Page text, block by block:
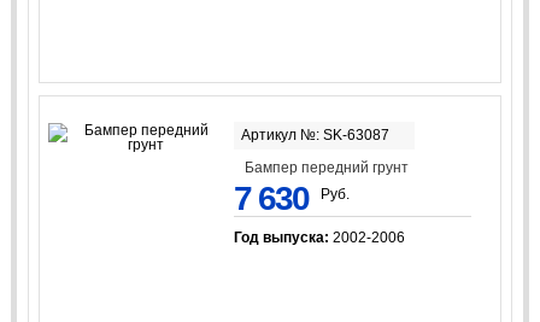
Артикул №: SK-63087
Бампер передний грунт
7 630 Руб.
Год выпуска: 2002-2006